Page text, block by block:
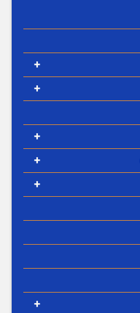
+
+
+
+
+
+